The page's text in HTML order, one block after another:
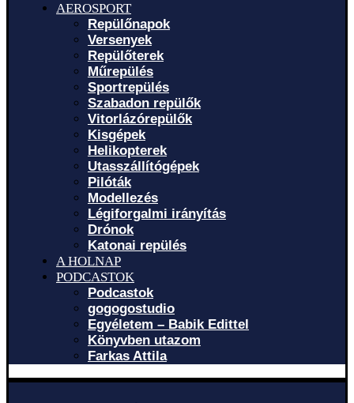
AEROSPORT
Repülőnapok
Versenyek
Repülőterek
Műrepülés
Sportrepülés
Szabadon repülők
Vitorlázórepülők
Kisgépek
Helikopterek
Utasszállítógépek
Pilóták
Modellezés
Légiforgalmi irányítás
Drónok
Katonai repülés
A HOLNAP
PODCASTOK
Podcastok
gogogostudio
Egyéletem – Babik Edittel
Könyvben utazom
Farkas Attila